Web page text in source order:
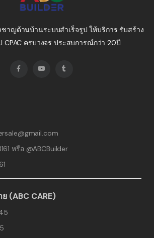
วชาญด้านบ้านระบบสำเร็จรูป ให้บริการ รับสร้าง
CPAC ครบวงจร ประสบการณ์กว่า 20ปี
หรือ @ABCBuilder
(ABC CARE)